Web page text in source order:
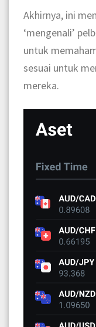
Akhirnya, ini
‘mengenali’
untuk
sesuai untuk
mereka.